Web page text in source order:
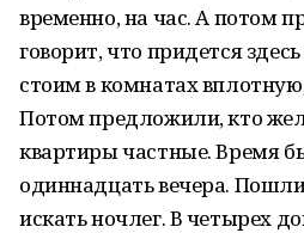
временно, на час. А потом
говорит, что придется
стоим в комнатах
Потом предложили, кто
квартиры частные. Время
одиннадцать вечера.
искать ночлег. В четырех